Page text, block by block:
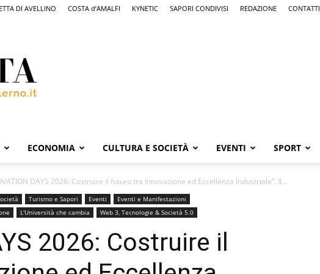
DI AVELLINO COSTA d’AMALFI KYNETIC SAPORI CONDIVISI REDAZIONE CONTATTI
ECONOMIA CULTURA E SOCIETÀ EVENTI SPORT
DAYS 2026: Costruire il futuro tra Innovazione ed Eccellenza Industriale”. Il...
Turismo e Sapori Eventi
Eventi e Manifestazioni
L'Università che cambia Web 3, Tecnologie & Società 5.0
2026: Costruire il